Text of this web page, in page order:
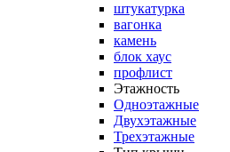
штукатурка
вагонка
камень
блок хаус
профлист
Этажность
Одноэтажные
Двухэтажные
Трехэтажные